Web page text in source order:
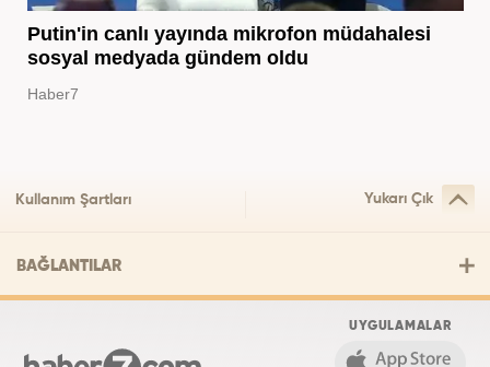
Putin'in canlı yayında mikrofon müdahalesi
sosyal medyada gündem oldu
Haber7
Kullanım Şartları Yukarı Çık
BAĞLANTILAR
UYGULAMALAR